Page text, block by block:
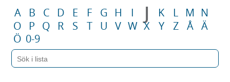
A B C D E F G H I J K L M N
O
P Q R S T U V W X Y Z Å Ä
Ö 0-9